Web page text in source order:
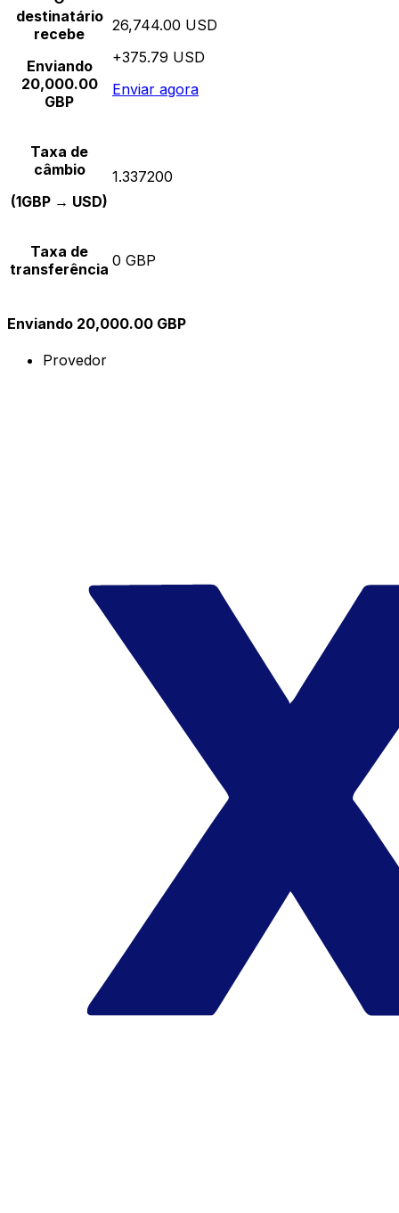
destinatário
recebe
Enviando
20,000.00
GBP
26,744.00 USD
+375.79 USD
Enviar agora
Taxa de
câmbio
(1GBP → USD)
1.337200
Taxa de
transferência 0 GBP
Enviando 20,000.00 GBP
Provedor